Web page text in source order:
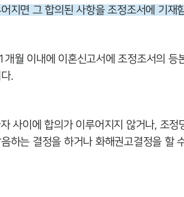
지면 그 합의된 사항을 조정조서에 기재
월 이내에 이혼신고서에 조정조서의
.
사이에 합의가 이루어지지 않거나, 조
하는 결정을 하거나 화해권고결정을 할